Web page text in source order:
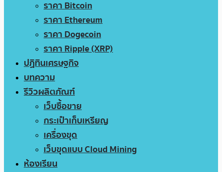
ราคา Bitcoin
ราคา Ethereum
ราคา Dogecoin
ราคา Ripple (XRP)
ปฏิทินเศรษฐกิจ
บทความ
รีวิวผลิตภัณฑ์
เว็บซื้อขาย
กระเป๋าเก็บเหรียญ
เครื่องขุด
เว็บขุดแบบ Cloud Mining
ห้องเรียน